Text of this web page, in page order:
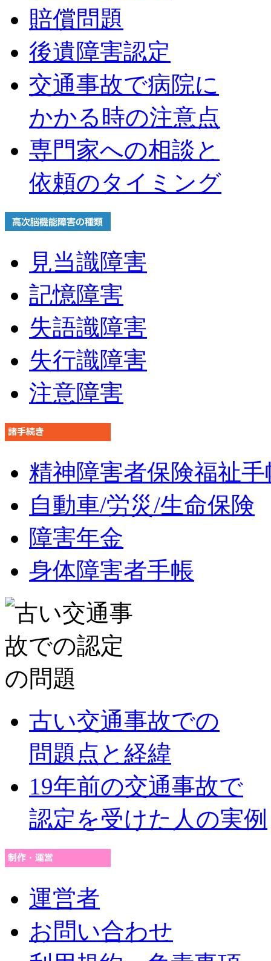
賠償問題
後遺障害認定
交通事故で病院に
かかる時の注意点
専門家への相談と
依頼のタイミング
見当識障害
記憶障害
失語識障害
失行識障害
注意障害
精神障害者保険福祉手
自動車/労災/生命保険
障害年金
身体障害者手帳
古い交通事故での
問題点と経緯
19年前の交通事故で
認定を受けた人の実例
運営者
お問い合わせ